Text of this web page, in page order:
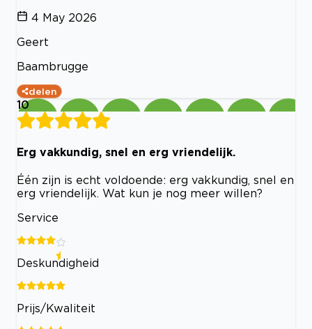
4 May 2026
Geert
Baambrugge
delen
10
Erg vakkundig, snel en erg vriendelijk.
Één zijn is echt voldoende: erg vakkundig, snel en
erg vriendelijk. Wat kun je nog meer willen?
Service
Deskundigheid
Prijs/Kwaliteit